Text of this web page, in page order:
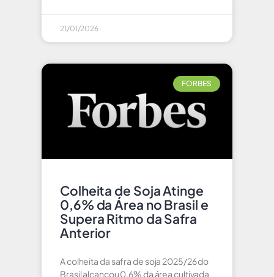
21/01/2026
FORBES
Colheita de Soja Atinge
0,6% da Área no Brasil e
Supera Ritmo da Safra
Anterior
A colheita da safra de soja 2025/26 do
Brasil alcançou 0,6% da área cultivada